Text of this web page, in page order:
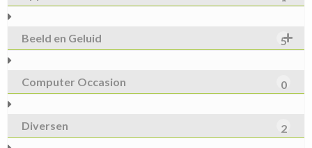
Beeld en Geluid 5
Computer Occasion 0
Diversen 2